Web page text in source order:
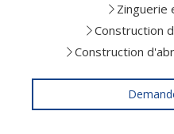
Zinguerie
Construction
Construction